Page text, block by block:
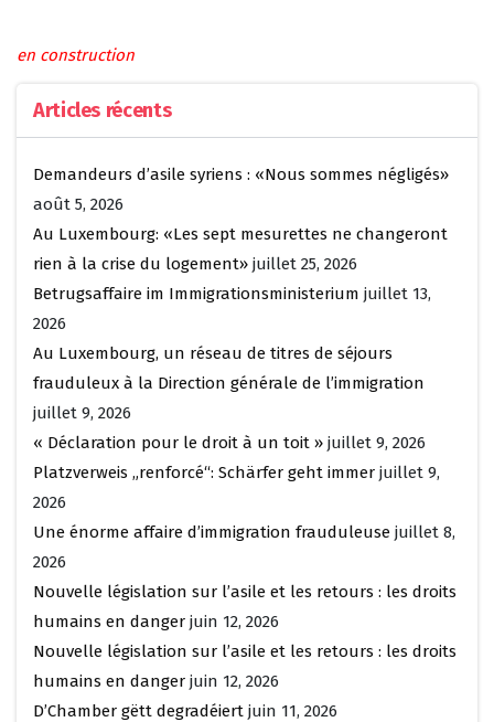
en construction
Articles récents
Demandeurs d’asile syriens : «Nous sommes négligés»
août 5, 2026
Au Luxembourg: «Les sept mesurettes ne changeront
rien à la crise du logement» juillet 25, 2026
Betrugsaffaire im Immigrationsministerium juillet 13,
2026
Au Luxembourg, un réseau de titres de séjours
frauduleux à la Direction générale de l’immigration
juillet 9, 2026
« Déclaration pour le droit à un toit » juillet 9, 2026
Platzverweis „renforcé“: Schärfer geht immer juillet 9,
2026
Une énorme affaire d’immigration frauduleuse juillet 8,
2026
Nouvelle législation sur l’asile et les retours : les droits
humains en danger juin 12, 2026
Nouvelle législation sur l’asile et les retours : les droits
humains en danger juin 12, 2026
D’Chamber gëtt degradéiert juin 11, 2026